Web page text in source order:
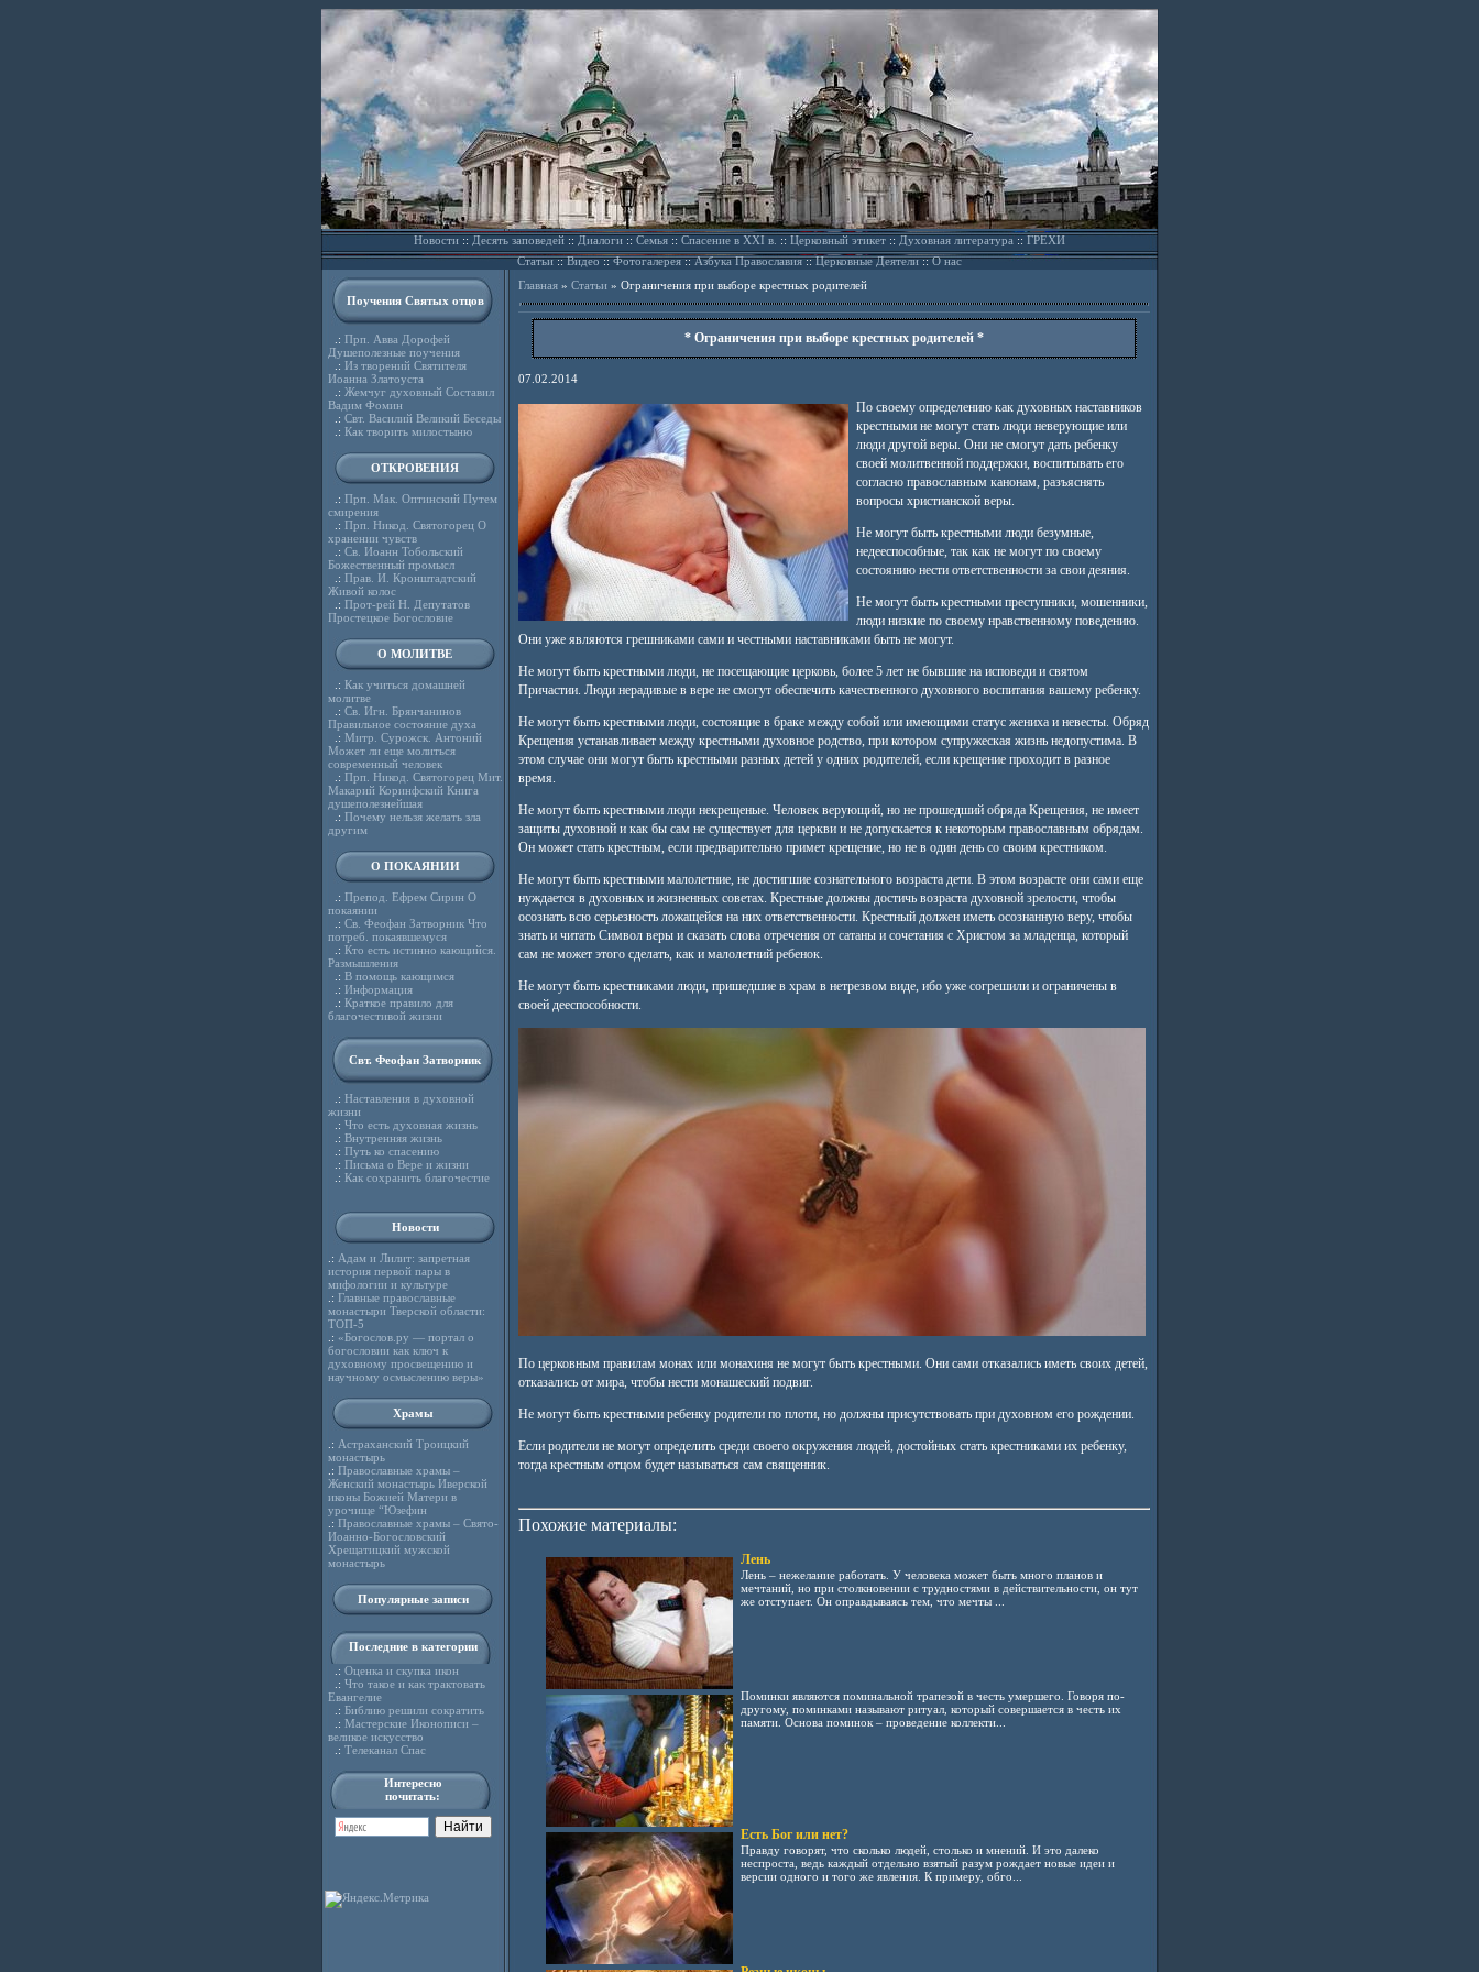
Новости::Десять заповедей::Диалоги::Семья::Спасение в XXI в.::Церковный этикет::Духовная литература::ГРЕХИ
Статьи::Видео ::Фотогалерея::Азбука Православия::Церковные Деятели::О нас
Поучения Святых отцов
.: Прп. Авва Дорофей
Душеполезные поучения
.: Из творений Святителя
Иоанна Златоуста
.: Жемчуг духовный Составил
Вадим Фомин
.: Свт. Василий Великий Беседы
.: Как творить милостыню
ОТКРОВЕНИЯ
.: Прп. Мак. Оптинский Путем
смирения
.: Прп. Никод. Святогорец О
хранении чувств
.: Св. Иоанн Тобольский
Божественный промысл
.: Прав. И. Кронштадтский
Живой колос
.: Прот-рей Н. Депутатов
Простецкое Богословие
О МОЛИТВЕ
.: Как учиться домашней
молитве
.: Св. Игн. Брянчанинов
Правильное состояние духа
.: Митр. Сурожск. Антоний
Может ли еще молиться
современный человек
.: Прп. Никод. Святогорец Мит.
Макарий Коринфский Книга
душеполезнейшая
.: Почему нельзя желать зла
другим
О ПОКАЯНИИ
.: Препод. Ефрем Сирин О
покаянии
.: Св. Феофан Затворник Что
потреб. покаявшемуся
.: Кто есть истинно кающийся.
Размышления
.: В помощь кающимся
.: Информация
.: Краткое правило для
благочестивой жизни
Свт. Феофан Затворник
.: Наставления в духовной
жизни
.: Что есть духовная жизнь
.: Внутренняя жизнь
.: Путь ко спасению
.: Письма о Вере и жизни
.: Как сохранить благочестие
Новости
.: Адам и Лилит: запретная
история первой пары в
мифологии и культуре
.: Главные православные
монастыри Тверской области:
ТОП-5
.: «Богослов.ру — портал о
богословии как ключ к
духовному просвещению и
научному осмыслению веры»
Храмы
.: Астраханский Троицкий
монастырь
.: Православные храмы –
Женский монастырь Иверской
иконы Божией Матери в
урочище “Юзефин
.: Православные храмы – Свято-
Иоанно-Богословский
Хрещатицкий мужской
монастырь
Популярные записи
Последние в категории
.: Оценка и скупка икон
.: Что такое и как трактовать
Евангелие
.: Библию решили сократить
.: Мастерские Иконописи –
великое искусство
.: Телеканал Спас
Интересно
почитать:
Главная» Статьи» Ограничения при выборе крестных родителей
* Ограничения при выборе крестных родителей *
07.02.2014
По своему определению как духовных наставников
крестными не могут стать люди неверующие или
люди другой веры. Они не смогут дать ребенку
своей молитвенной поддержки, воспитывать его
согласно православным канонам, разъяснять
вопросы христианской веры.
Не могут быть крестными люди безумные,
недееспособные, так как не могут по своему
состоянию нести ответственности за свои деяния.
Не могут быть крестными преступники, мошенники,
люди низкие по своему нравственному поведению.
Они уже являются грешниками сами и честными наставниками быть не могут.
Не могут быть крестными люди, не посещающие церковь, более 5 лет не бывшие на исповеди и святом
Причастии. Люди нерадивые в вере не смогут обеспечить качественного духовного воспитания вашему ребенку.
Не могут быть крестными люди, состоящие в браке между собой или имеющими статус жениха и невесты. Обряд
Крещения устанавливает между крестными духовное родство, при котором супружеская жизнь недопустима. В
этом случае они могут быть крестными разных детей у одних родителей, если крещение проходит в разное
время.
Не могут быть крестными люди некрещеные. Человек верующий, но не прошедший обряда Крещения, не имеет
защиты духовной и как бы сам не существует для церкви и не допускается к некоторым православным обрядам.
Он может стать крестным, если предварительно примет крещение, но не в один день со своим крестником.
Не могут быть крестными малолетние, не достигшие сознательного возраста дети. В этом возрасте они сами еще
нуждается в духовных и жизненных советах. Крестные должны достичь возраста духовной зрелости, чтобы
осознать всю серьезность ложащейся на них ответственности. Крестный должен иметь осознанную веру, чтобы
знать и читать Символ веры и сказать слова отречения от сатаны и сочетания с Христом за младенца, который
сам не может этого сделать, как и малолетний ребенок.
Не могут быть крестниками люди, пришедшие в храм в нетрезвом виде, ибо уже согрешили и ограничены в
своей дееспособности.
По церковным правилам монах или монахиня не могут быть крестными. Они сами отказались иметь своих детей,
отказались от мира, чтобы нести монашеский подвиг.
Не могут быть крестными ребенку родители по плоти, но должны присутствовать при духовном его рождении.
Если родители не могут определить среди своего окружения людей, достойных стать крестниками их ребенку,
тогда крестным отцом будет называться сам священник.
Похожие материалы:
Лень
Лень – нежелание работать. У человека может быть много планов и
мечтаний, но при столкновении с трудностями в действительности, он тут
же отступает. Он оправдываясь тем, что мечты ...
Поминки являются поминальной трапезой в честь умершего. Говоря по-
другому, поминками называют ритуал, который совершается в честь их
памяти. Основа поминок – проведение коллекти...
Есть Бог или нет?
Правду говорят, что сколько людей, столько и мнений. И это далеко
неспроста, ведь каждый отдельно взятый разум рождает новые идеи и
версии одного и того же явления. К примеру, обго...